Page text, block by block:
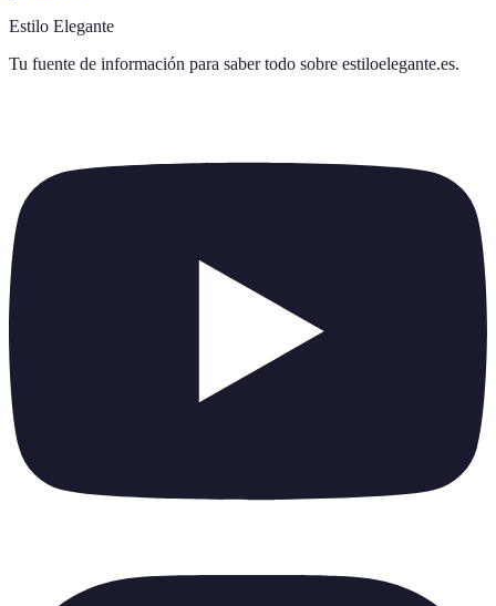
Estilo Elegante
Tu fuente de información para saber todo sobre estiloelegante.es.